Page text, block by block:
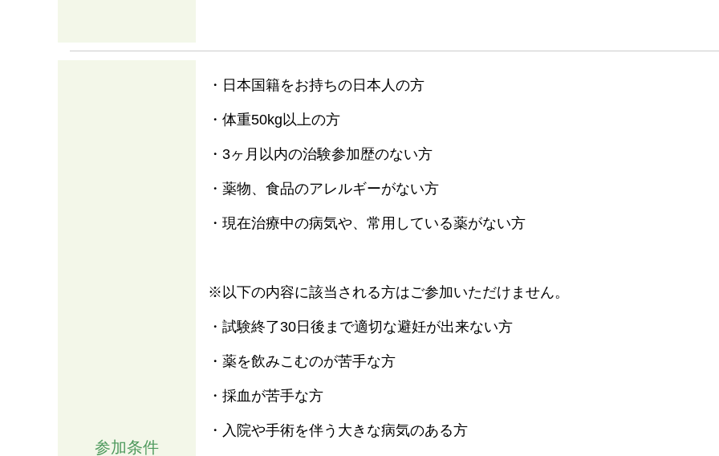
参加条件
・日本国籍をお持ちの日本人の方
・体重50kg以上の方
・3ヶ月以内の治験参加歴のない方
・薬物、食品のアレルギーがない方
・現在治療中の病気や、常用している薬がない方
※以下の内容に該当される方はご参加いただけません。
・試験終了30日後まで適切な避妊が出来ない方
・薬を飲みこむのが苦手な方
・採血が苦手な方
・入院や手術を伴う大きな病気のある方